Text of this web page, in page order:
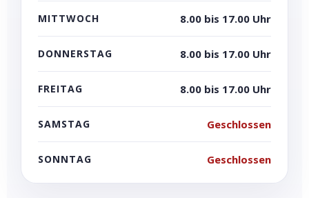
MITTWOCH 8.00 bis 17.00 Uhr
DONNERSTAG 8.00 bis 17.00 Uhr
FREITAG 8.00 bis 17.00 Uhr
SAMSTAG Geschlossen
SONNTAG Geschlossen